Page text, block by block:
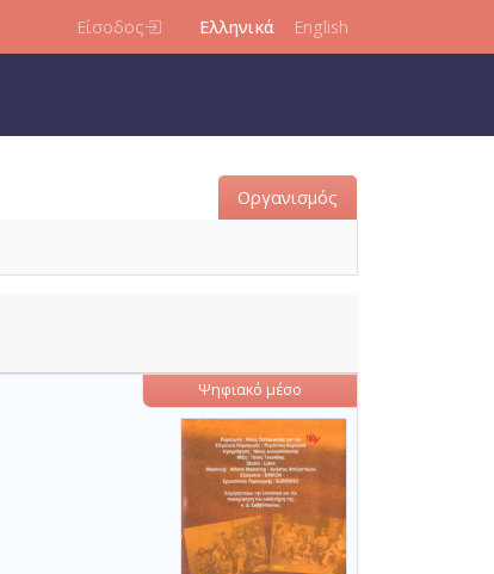
Είσοδος Ελληνικά English
Οργανισμός
Ψηφιακό μέσο